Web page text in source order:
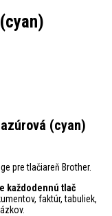
(cyan)
pre tlačiareň Brother.
každodennú tlač
faktúr, tabuliek,